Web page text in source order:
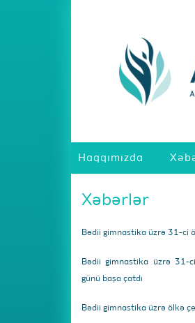
Haqqımızda
Xəbərlər
Bədii gimnastika üzrə 31-ci
Bədii gimnastika üzrə 31-
günü başa çatdı
Bədii gimnastika üzrə ölkə